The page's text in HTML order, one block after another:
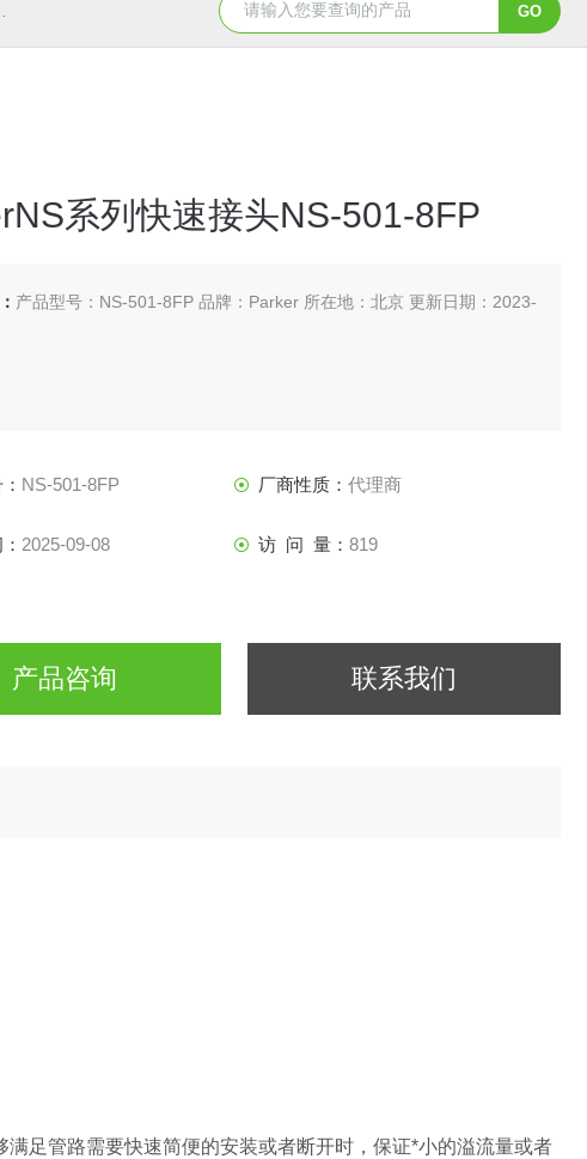
5347信德迈代理Parker 45度绝缘防水接头 5353信
系列快速接头NS-501-8FP
产品型号：NS-501-8FP 品牌：Parker 所在地：北京 更新日期：2023-
NS-501-8FP 厂商性质： 代理商
2025-09-08 访 问 量： 819
产品咨询 联系我们
足管路需要快速简便的安装或者断开时，保证*小的溢流量或者